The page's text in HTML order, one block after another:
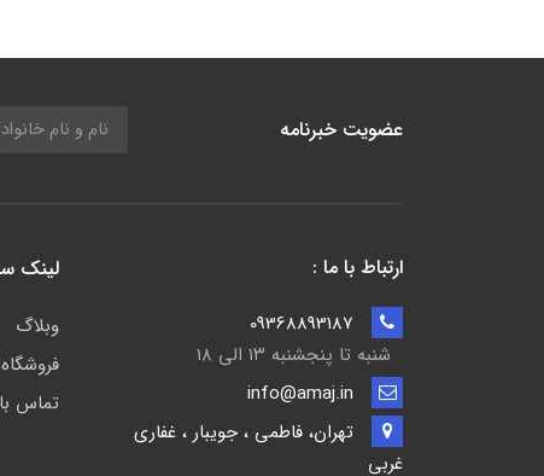
عضویت خبرنامه
ارتباط با ما :
شنبه تا پنجشنبه ۱۳ الی ۱۸
تهران، فاطمی ، جویبار ، غفاری
غربی
لینک
وبلاگ
فروشگاه
تماس